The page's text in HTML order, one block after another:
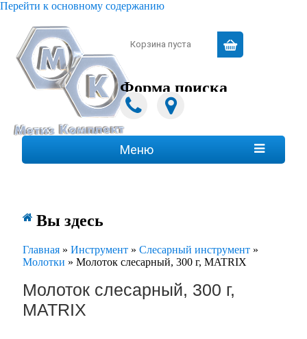
Перейти к основному содержанию
Корзина пуста
Форма поиска
Меню
 Вы здесь
Главная » Инструмент » Слесарный инструмент »
Молотки » Молоток слесарный, 300 г, MATRIX
Молоток слесарный, 300 г,
MATRIX